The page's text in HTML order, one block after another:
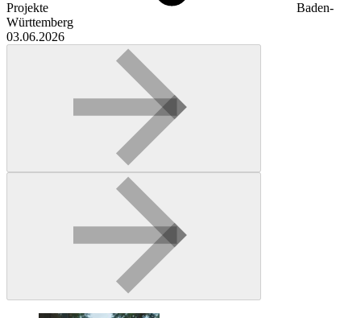
Projekte
Baden-
Württemberg
03.06.2026